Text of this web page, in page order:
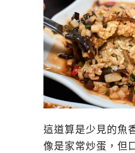
這道算是少見的魚
像是家常炒蛋，但